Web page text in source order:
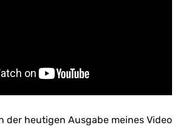
der heutigen Ausgabe meines Video